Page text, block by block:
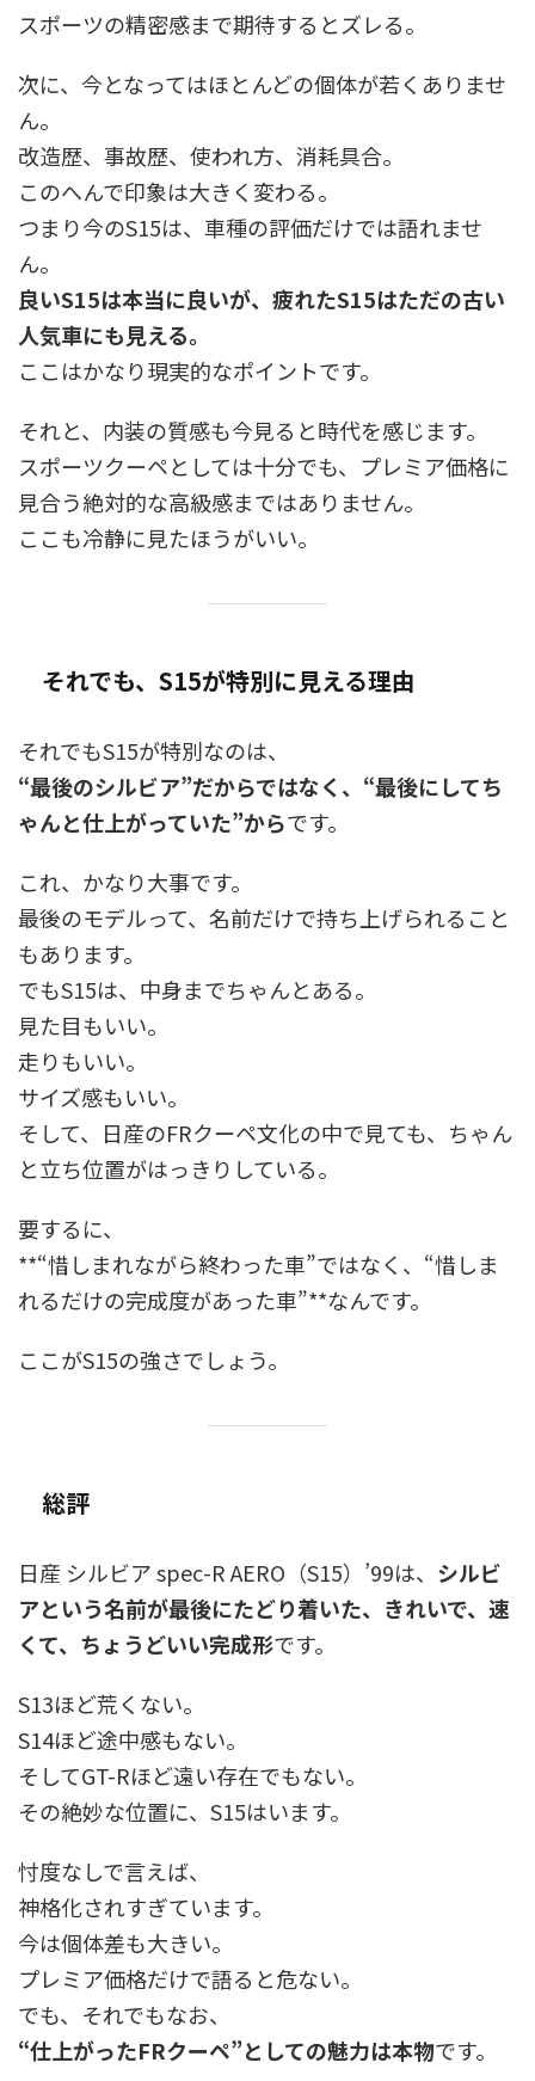
スポーツの精密感まで期待するとズレる。
次に、今となってはほとんどの個体が若くありませ
ん。
改造歴、事故歴、使われ方、消耗具合。
このへんで印象は大きく変わる。
つまり今のS15は、車種の評価だけでは語れませ
ん。
良いS15は本当に良いが、疲れたS15はただの古い
人気車にも見える。
ここはかなり現実的なポイントです。
それと、内装の質感も今見ると時代を感じます。
スポーツクーペとしては十分でも、プレミア価格に
見合う絶対的な高級感まではありません。
ここも冷静に見たほうがいい。
それでも、S15が特別に見える理由
それでもS15が特別なのは、
“最後のシルビア”だからではなく、“最後にしてち
ゃんと仕上がっていた”からです。
これ、かなり大事です。
最後のモデルって、名前だけで持ち上げられること
もあります。
でもS15は、中身までちゃんとある。
見た目もいい。
走りもいい。
サイズ感もいい。
そして、日産のFRクーペ文化の中で見ても、ちゃん
と立ち位置がはっきりしている。
要するに、
**“惜しまれながら終わった車”ではなく、“惜しま
れるだけの完成度があった車”**なんです。
ここがS15の強さでしょう。
総評
日産 シルビア spec-R AERO（S15）’99は、 シルビ
アという名前が最後にたどり着いた、きれいで、速
くて、ちょうどいい完成形です。
S13ほど荒くない。
S14ほど途中感もない。
そしてGT-Rほど遠い存在でもない。
その絶妙な位置に、S15はいます。
忖度なしで言えば、
神格化されすぎています。
今は個体差も大きい。
プレミア価格だけで語ると危ない。
でも、それでもなお、
“仕上がったFRクーペ”としての魅力は本物です。